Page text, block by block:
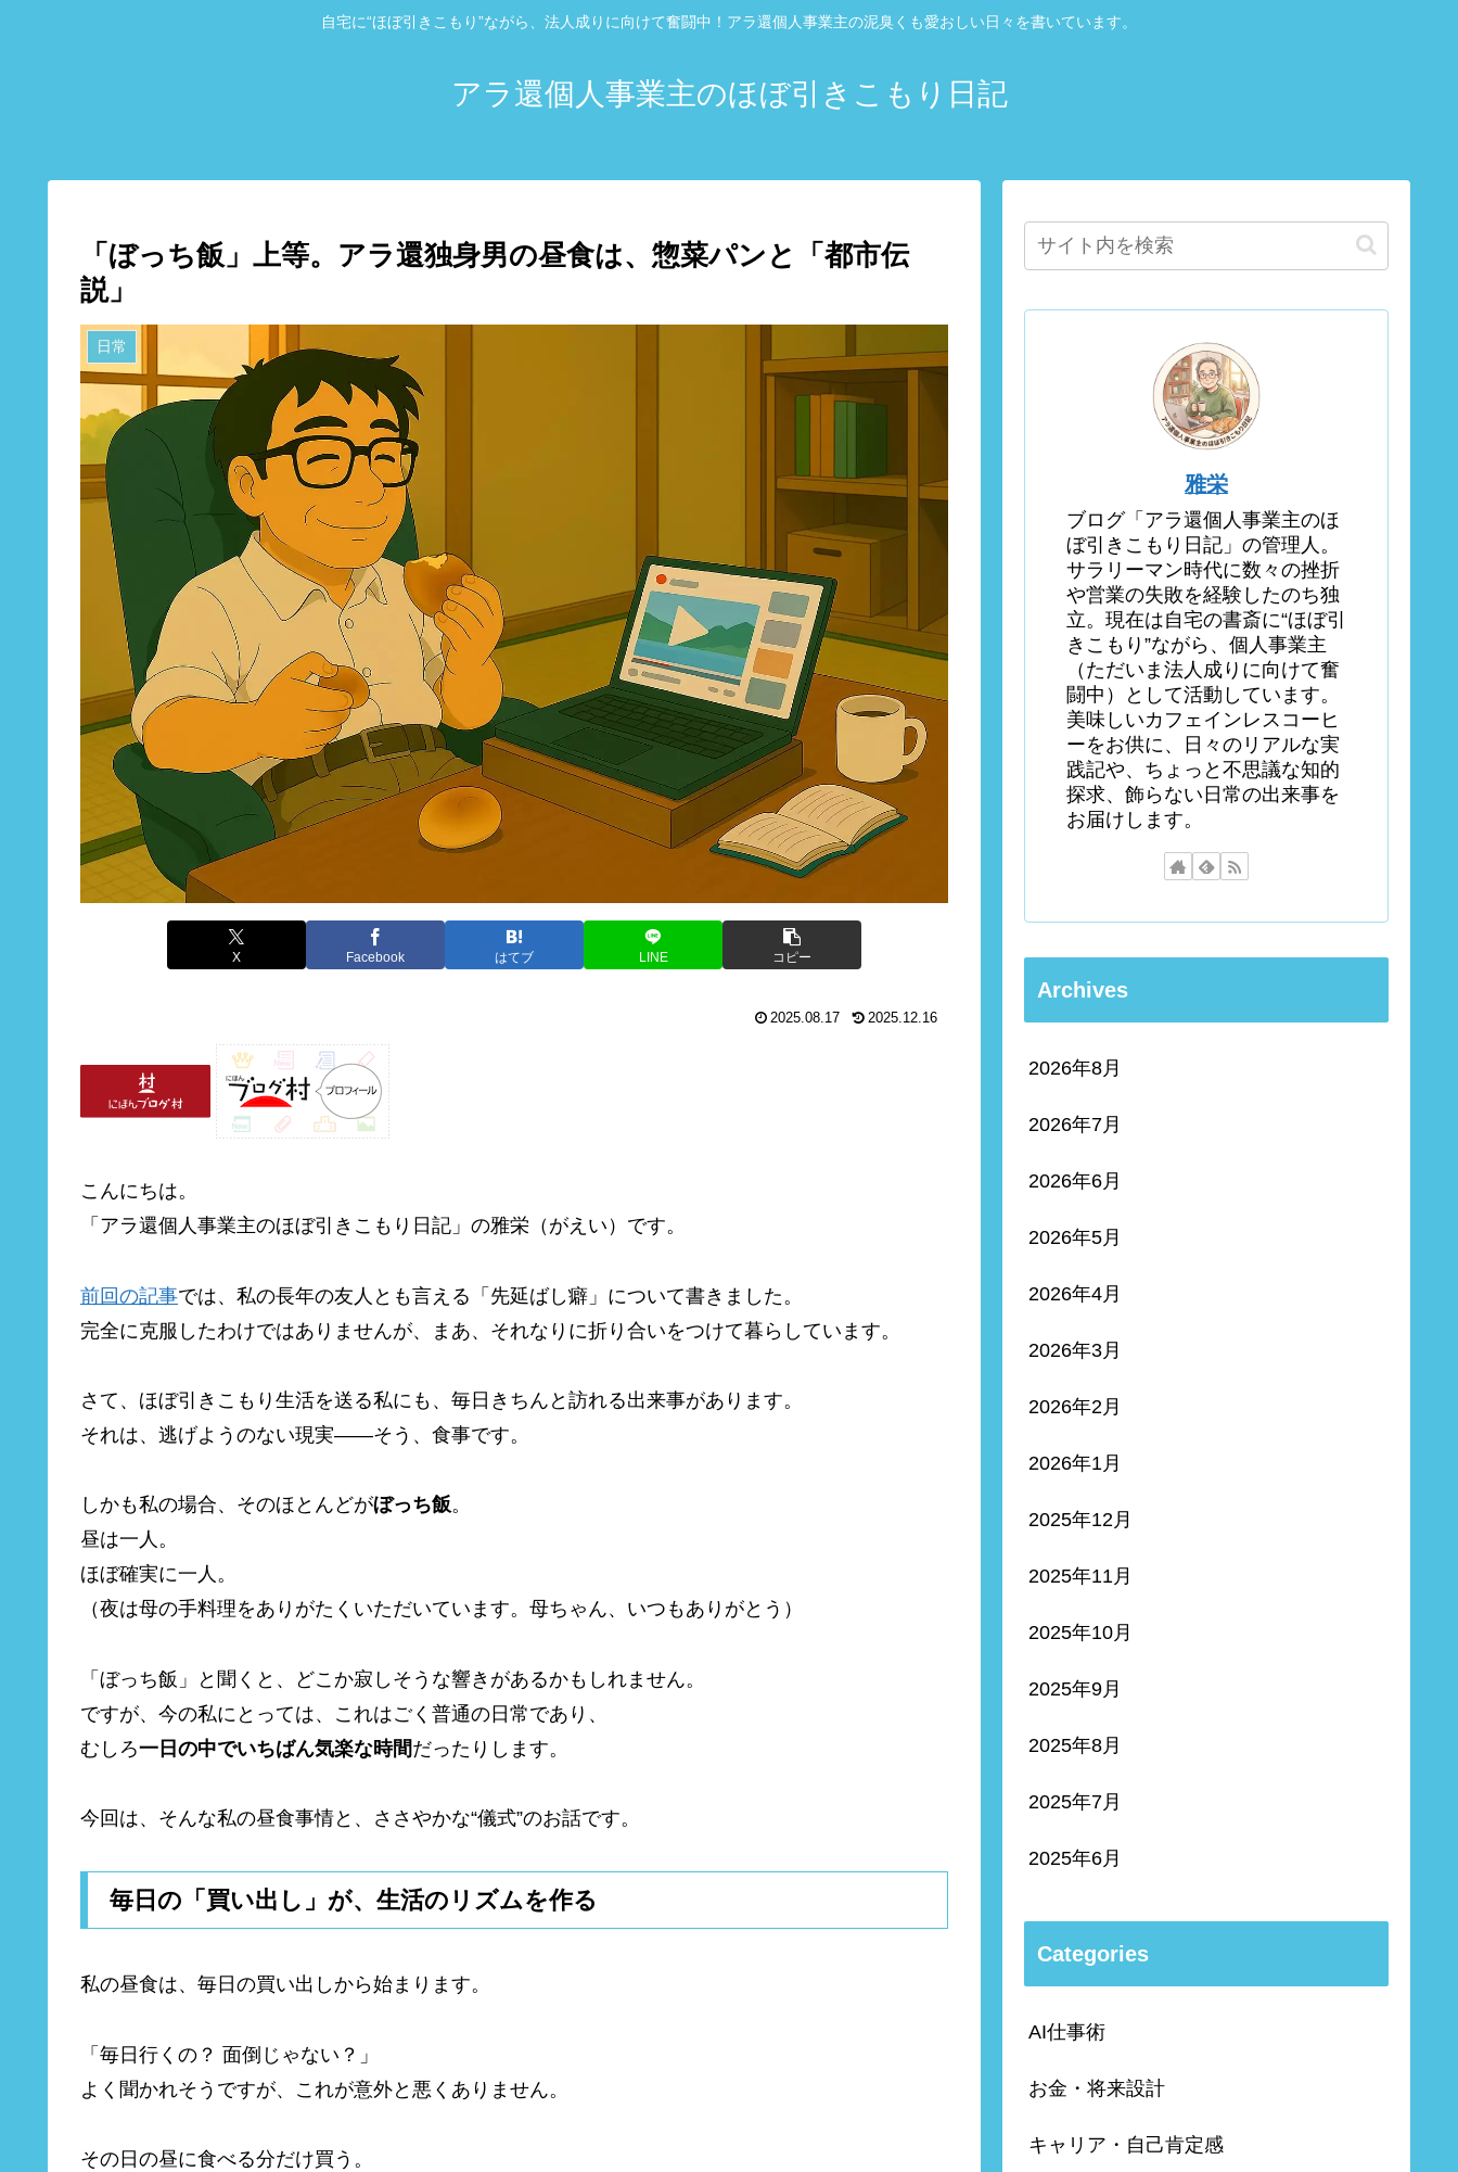
自宅に“ほぼ引きこもり”ながら、法人成りに向けて奮闘中！アラ還個人事業主の泥臭くも愛おしい日々を書いています。
アラ還個人事業主のほぼ引きこもり日記
「ぼっち飯」上等。アラ還独身男の昼食は、惣菜パンと「都市伝
説」
日常
X Facebook はてブ LINE コピー
2025.08.17 2025.12.16
こんにちは。
「アラ還個人事業主のほぼ引きこもり日記」の雅栄（がえい）です。
前回の記事では、私の長年の友人とも言える「先延ばし癖」について書きました。
完全に克服したわけではありませんが、まあ、それなりに折り合いをつけて暮らしています。
さて、ほぼ引きこもり生活を送る私にも、毎日きちんと訪れる出来事があります。
それは、逃げようのない現実――そう、食事です。
しかも私の場合、そのほとんどがぼっち飯。
昼は一人。
ほぼ確実に一人。
（夜は母の手料理をありがたくいただいています。母ちゃん、いつもありがとう）
「ぼっち飯」と聞くと、どこか寂しそうな響きがあるかもしれません。
ですが、今の私にとっては、これはごく普通の日常であり、
むしろ一日の中でいちばん気楽な時間だったりします。
今回は、そんな私の昼食事情と、ささやかな“儀式”のお話です。
毎日の「買い出し」が、生活のリズムを作る
私の昼食は、毎日の買い出しから始まります。
「毎日行くの？ 面倒じゃない？」
よく聞かれそうですが、これが意外と悪くありません。
その日の昼に食べる分だけ買う。
雅栄
ブログ「アラ還個人事業主のほ
ぼ引きこもり日記」の管理人。
サラリーマン時代に数々の挫折
や営業の失敗を経験したのち独
立。現在は自宅の書斎に“ほぼ引
きこもり”ながら、個人事業主
（ただいま法人成りに向けて奮
闘中）として活動しています。
美味しいカフェインレスコーヒ
ーをお供に、日々のリアルな実
践記や、ちょっと不思議な知的
探求、飾らない日常の出来事を
お届けします。
Archives
2026年8月
2026年7月
2026年6月
2026年5月
2026年4月
2026年3月
2026年2月
2026年1月
2025年12月
2025年11月
2025年10月
2025年9月
2025年8月
2025年7月
2025年6月
Categories
AI仕事術
お金・将来設計
キャリア・自己肯定感